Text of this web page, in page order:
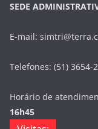
SEDE
E-mail:
Telefones: (51) 3654-
Horário de
16h45